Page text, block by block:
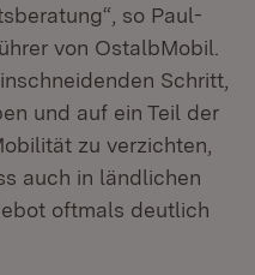
so Paul-
von OstalbMobil.
Schritt,
und auf ein Teil der
zu verzichten,
auch in ländlichen
oftmals deutlich